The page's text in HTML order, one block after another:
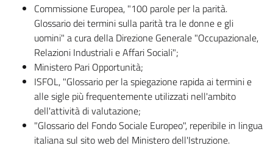
Commissione Europea, "100 parole per la parità.
Glossario dei termini sulla parità tra le donne e gli
uomini" a cura della Direzione Generale "Occupazionale,
Relazioni Industriali e Affari Sociali";
Ministero Pari Opportunità;
ISFOL, "Glossario per la spiegazione rapida ai termini e
alle sigle più frequentemente utilizzati nell'ambito
dell'attività di valutazione;
"Glossario del Fondo Sociale Europeo", reperibile in lingua
italiana sul sito web del Ministero dell'Istruzione.